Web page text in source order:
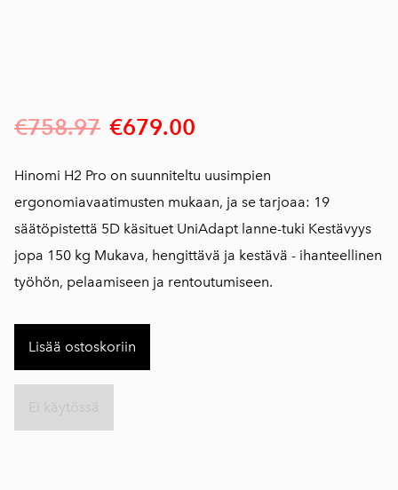
€758.97 €679.00
Hinomi H2 Pro on suunniteltu uusimpien
ergonomiavaatimusten mukaan, ja se tarjoaa: 19
säätöpistettä 5D käsituet UniAdapt lanne-tuki Kestävyys
jopa 150 kg Mukava, hengittävä ja kestävä - ihanteellinen
työhön, pelaamiseen ja rentoutumiseen.
Lisää ostoskoriin